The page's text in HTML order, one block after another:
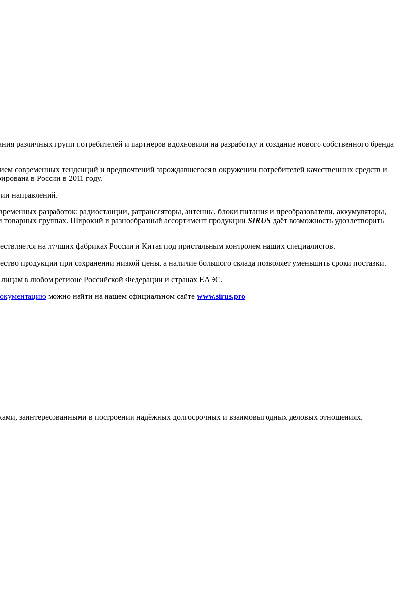
различных групп потребителей и партнеров вдохновили на разработку и создание нового собственного бренда
современных тенденций и предпочтений зарождавшегося в окружении потребителей качественных средств и
в России в 2011 году.
направлений.
разработок: радиостанции, ратрансляторы, антенны, блоки питания и преобразователи, аккумуляторы,
группах. Широкий и разнообразный ассортимент продукции SIRUS даёт возможность удовлетворить
на лучших фабриках России и Китая под пристальным контролем наших специалистов.
продукции при сохранении низкой цены, а наличие большого склада позволяет уменьшить сроки поставки.
в любом регионе Российской Федерации и странах ЕАЭС.
можно найти на нашем официальном сайте www.sirus.pro
заинтересованными в построении надёжных долгосрочных и взаимовыгодных деловых отношениях.